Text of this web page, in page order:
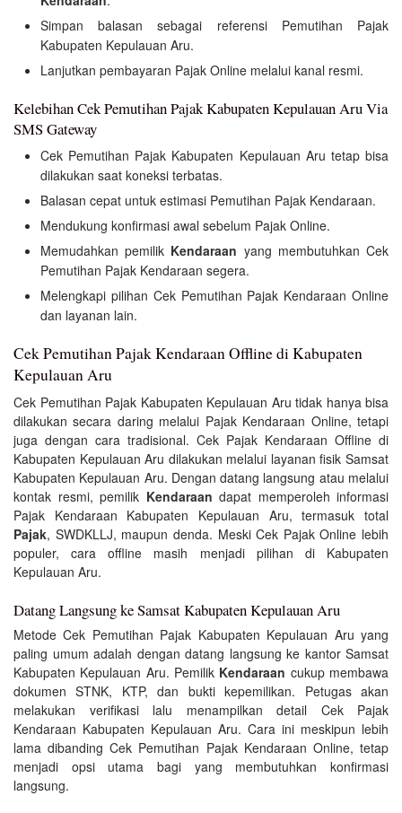
Simpan balasan sebagai referensi Pemutihan Pajak
Kabupaten Kepulauan Aru.
Lanjutkan pembayaran Pajak Online melalui kanal resmi.
Kelebihan Cek Pemutihan Pajak Kabupaten Kepulauan Aru Via
SMS Gateway
Cek Pemutihan Pajak Kabupaten Kepulauan Aru tetap bisa
dilakukan saat koneksi terbatas.
Balasan cepat untuk estimasi Pemutihan Pajak Kendaraan.
Mendukung konfirmasi awal sebelum Pajak Online.
Memudahkan pemilik Kendaraan yang membutuhkan Cek
Pemutihan Pajak Kendaraan segera.
Melengkapi pilihan Cek Pemutihan Pajak Kendaraan Online
dan layanan lain.
Cek Pemutihan Pajak Kendaraan Offline di Kabupaten
Kepulauan Aru
Cek Pemutihan Pajak Kabupaten Kepulauan Aru tidak hanya bisa
dilakukan secara daring melalui Pajak Kendaraan Online, tetapi
juga dengan cara tradisional. Cek Pajak Kendaraan Offline di
Kabupaten Kepulauan Aru dilakukan melalui layanan fisik Samsat
Kabupaten Kepulauan Aru. Dengan datang langsung atau melalui
kontak resmi, pemilik Kendaraan dapat memperoleh informasi
Pajak Kendaraan Kabupaten Kepulauan Aru, termasuk total
Pajak, SWDKLLJ, maupun denda. Meski Cek Pajak Online lebih
populer, cara offline masih menjadi pilihan di Kabupaten
Kepulauan Aru.
Datang Langsung ke Samsat Kabupaten Kepulauan Aru
Metode Cek Pemutihan Pajak Kabupaten Kepulauan Aru yang
paling umum adalah dengan datang langsung ke kantor Samsat
Kabupaten Kepulauan Aru. Pemilik Kendaraan cukup membawa
dokumen STNK, KTP, dan bukti kepemilikan. Petugas akan
melakukan verifikasi lalu menampilkan detail Cek Pajak
Kendaraan Kabupaten Kepulauan Aru. Cara ini meskipun lebih
lama dibanding Cek Pemutihan Pajak Kendaraan Online, tetap
menjadi opsi utama bagi yang membutuhkan konfirmasi
langsung.